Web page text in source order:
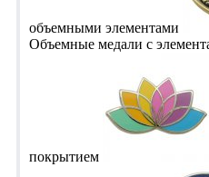
объемными элементами
Объемные медали с
покрытием